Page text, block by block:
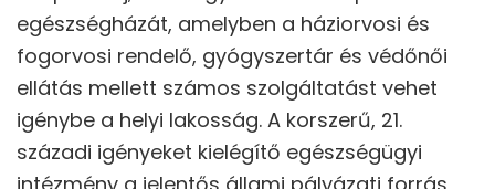
egészségházát, amelyben a háziorvosi és
fogorvosi rendelő, gyógyszertár és védőnői
ellátás mellett számos szolgáltatást vehet
igénybe a helyi lakosság. A korszerű, 21.
századi igényeket kielégítő egészségügyi